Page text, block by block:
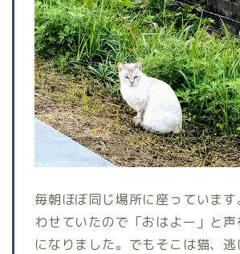
毎朝ほぼ同じ場所に座っていま
わせていたので「おはよー」と
になりました。でもそこは猫、